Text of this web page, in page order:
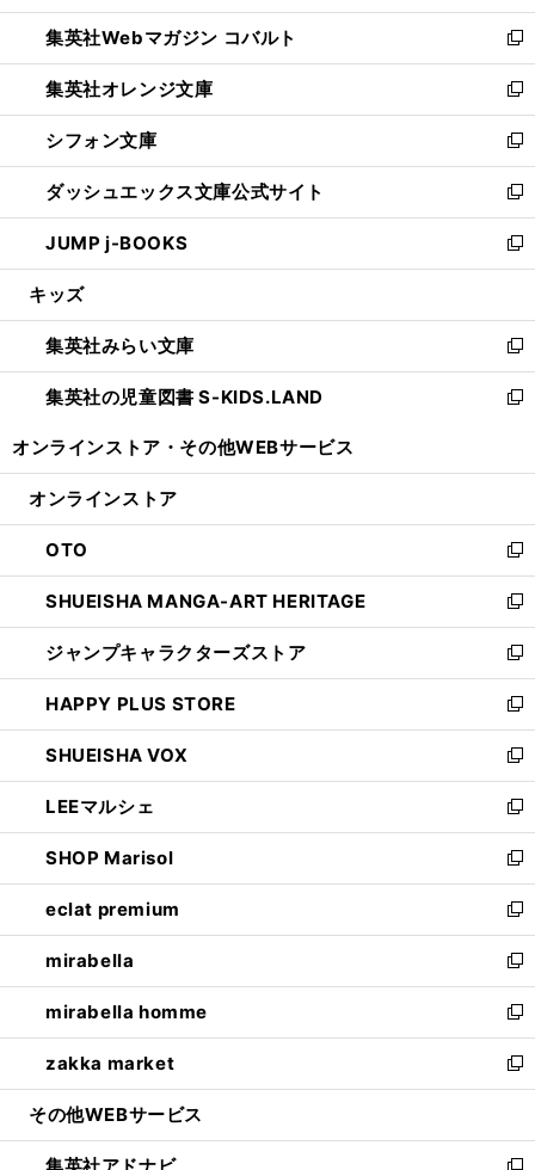
開
く
ウ
で
開
く
ン
ド
ウ
で
開
く
ウ
ィ
ン
ド
ウ
で
開
く
集英社Webマガジン コバルト
新
し
い
ウ
ィ
ン
ド
ウ
で
開
集英社オレンジ文庫
新
し
い
ウ
ィ
ン
ド
ウ
開
く
シフォン文庫
新
し
い
ウ
ィ
ン
ウ
で
開
く
ダッシュエックス文庫公式サイト
新
し
い
ウ
ン
ド
ウ
で
JUMP j-BOOKS
新
し
ウ
ィ
ン
ド
開
キッズ
集英社みらい文庫
新
し
い
ン
ウ
で
開
く
集英社の児童図書 S-KIDS.LAND
新
ウ
ン
ド
ウ
で
開
く
オンラインストア・ その他WEBサービス
オンラインストア
OTO
新
し
い
ウ
ィ
ン
ド
ウ
で
開
く
SHUEISHA MANGA-ART HERITAGE
新
し
い
ウ
ィ
ン
ド
ウ
で
開
く
ジャンプキャラクターズストア
新
し
い
ウ
ィ
ン
ド
ウ
で
開
く
HAPPY PLUS STORE
新
し
い
ウ
ィ
ン
ド
ウ
で
開
く
SHUEISHA VOX
新
し
い
ウ
ィ
ン
ド
ウ
で
開
く
LEEマルシェ
新
し
い
ウ
ィ
ン
ド
ウ
で
開
く
SHOP Marisol
新
し
い
ウ
ィ
ン
ド
ウ
で
開
eclat premium
新
し
い
ウ
ィ
ン
ド
ウ
開
く
mirabella
新
し
い
ウ
ィ
ン
ウ
mirabella homme
新
し
い
ウ
ン
zakka market
新
し
ウ
その他WEBサービス